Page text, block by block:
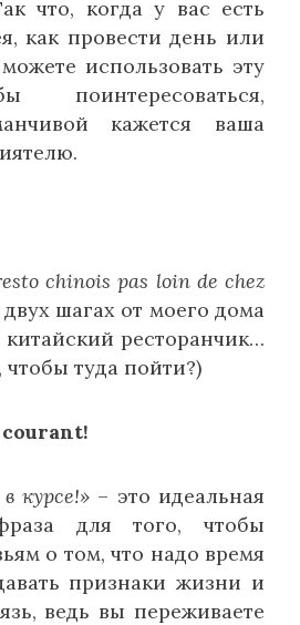
что, когда у вас есть
как провести день или
использовать эту
поинтересоваться,
кажется ваша
chinois pas loin de chez
двух шагах от моего дома
ресторанчик…
чтобы туда пойти?)
курсе!» – это идеальная
для того, чтобы
о том, что надо время
признаки жизни и
ведь вы переживаете